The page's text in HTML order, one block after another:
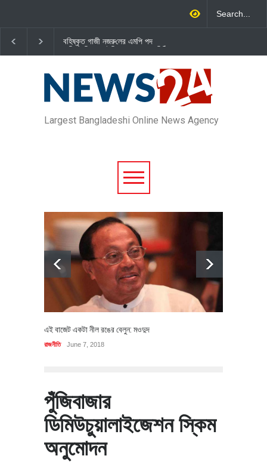
বহিষ্কৃত গাজী নজরু‌লের এম‌পি পদ
বা‌তি‌লে স্পিকার-ইসিকে জামায়া‌তের চি‌ঠি
জামায়াত এমপি গাজী নজরুল ইসলামকে
দল থেকে বহিষ্কার
Largest Bangladeshi Online News Agency
এই বাজেট একটা নীল রঙের বেলুন: মওদুদ
রাজনীতি June 7, 2018
পুঁজিবাজার
ডিমিউচুয়ালাইজেশন স্কিম
অনুমোদন